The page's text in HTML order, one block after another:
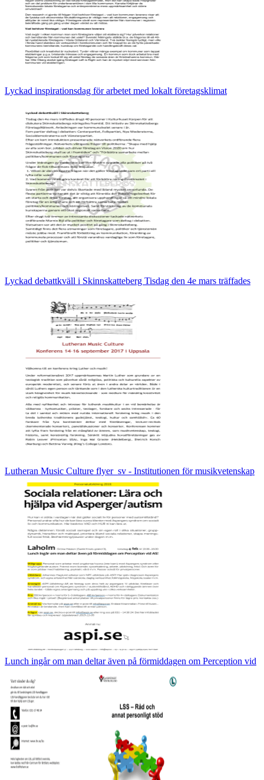
Lyckad inspirationsdag för arbetet med lokalt företagsklimat
Lyckad debattkväll i Skinnskatteberg Tisdag den 4e mars träffades
Lutheran Music Culture flyer_sv - Institutionen för musikvetenskap
Lunch ingår om man deltar även på förmiddagen om Perception vid